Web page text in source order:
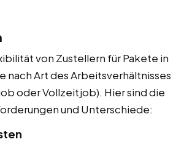
von Zustellern für Pakete in
nach Art des Arbeitsverhältnisses
oder Vollzeitjob). Hier sind die
und Unterschiede: